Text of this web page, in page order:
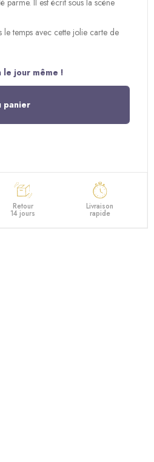
temps avec cette jolie carte de
le jour même !
panier
Retour
14 jours
Livraison
rapide